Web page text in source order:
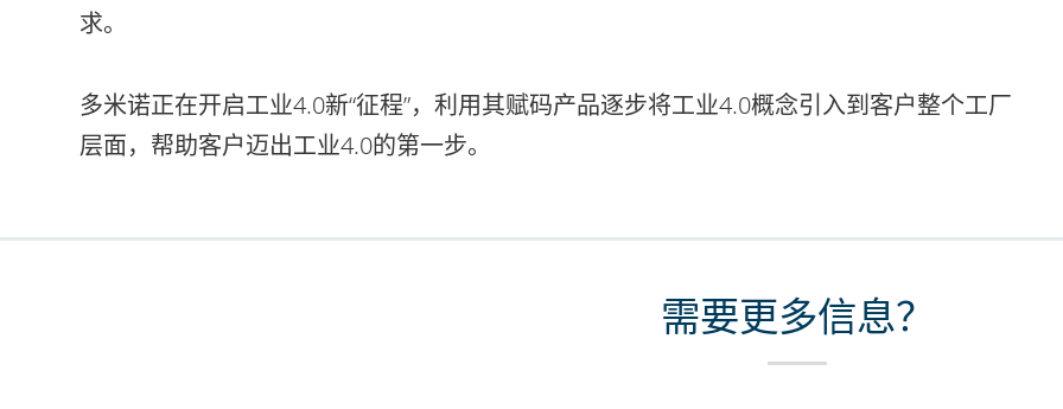
求。
多米诺正在开启工业4.0新“征程”，利用其赋码产品逐步将工业4.0概念引入到客户整个工厂
层面，帮助客户迈出工业4.0的第一步。
需要更多信息？